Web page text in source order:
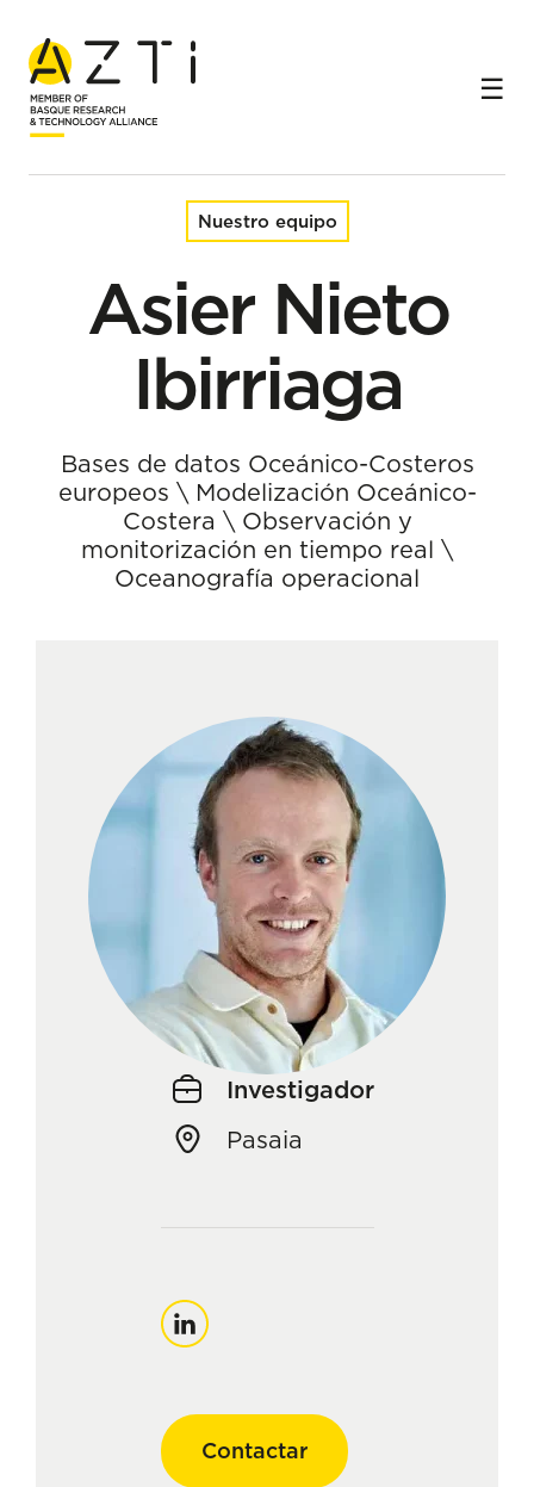
Inicio Equipo Asier Nieto Ibirriaga
Nuestro equipo
Asier Nieto
Ibirriaga
Bases de datos Oceánico-Costeros
europeos \ Modelización Oceánico-
Costera \ Observación y
monitorización en tiempo real \
Oceanografía operacional
Investigador
Pasaia
Linkedin
Contactar